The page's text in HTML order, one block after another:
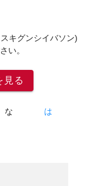
キグンシイバソン)
い。
見る
な は